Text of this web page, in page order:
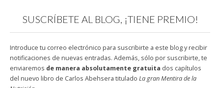
SUSCRÍBETE AL BLOG, ¡TIENE PREMIO!
Introduce tu correo electrónico para suscribirte a este blog y recibir
notificaciones de nuevas entradas. Además, sólo por suscribirte, te
enviaremos de manera absolutamente gratuita dos capítulos
del nuevo libro de Carlos Abehsera titulado La gran Mentira de la